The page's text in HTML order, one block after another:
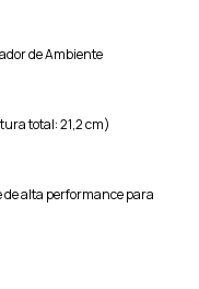
de Ambiente
total: 21,2 cm)
alta performance para